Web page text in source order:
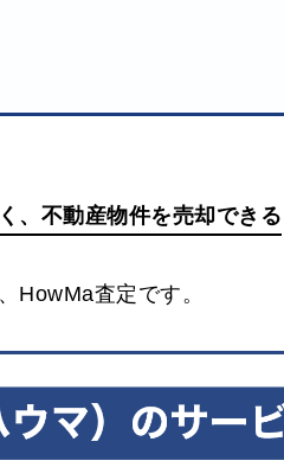
、不動産物件を売却できる
HowMa査定です。